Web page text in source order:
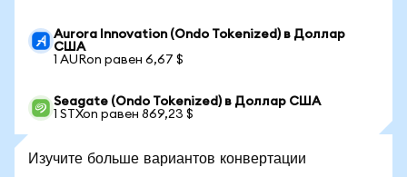
Aurora Innovation (Ondo Tokenized) в Доллар
США
1 AURon равен 6,67 $
Seagate (Ondo Tokenized) в Доллар США
1 STXon равен 869,23 $
Изучите больше вариантов конвертации